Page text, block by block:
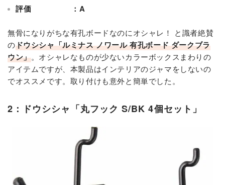
評価 ：A
無骨になりがちな有孔ボードなのにオシャレ！ と識者絶賛
のドウシシャ「ルミナス ノワール 有孔ボード ダークブラ
ウン」。オシャレなものが少ないカラーボックスまわりの
アイテムですが、本製品はインテリアのジャマをしないの
でオススメです。取り付けも意外と簡単でした。
2：ドウシシャ「丸フック S/BK 4個セット」